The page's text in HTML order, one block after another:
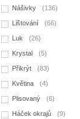
Nášivky
(136)
Lištování (66)
Luk (26)
Krystal (5)
Přikrýt (83)
Květina (4)
Plisovaný (6)
Háček okrajů (9)